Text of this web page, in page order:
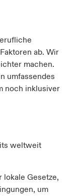
ab. Wir
machen.
umfassendes
noch inklusiver
weltweit
Gesetze,
um